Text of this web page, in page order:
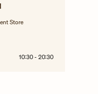
Store
10:30 - 20:30